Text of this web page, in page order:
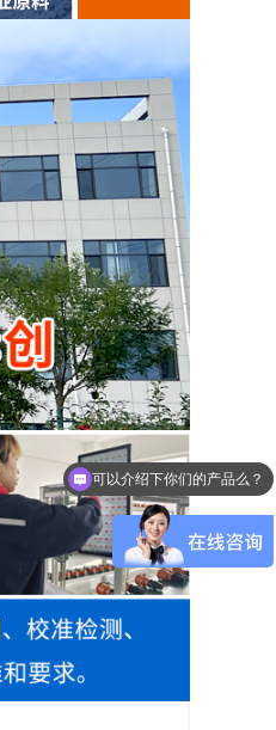
可以介绍下你们的产品么？
你们是怎么收费的呢？